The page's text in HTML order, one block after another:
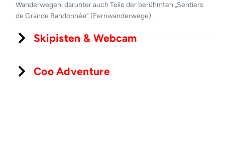
Wanderwegen, darunter auch Teile der berühmten „Sentiers
de Grande Randonnée“ (Fernwanderwege).
Skipisten & Webcam
Coo Adventure